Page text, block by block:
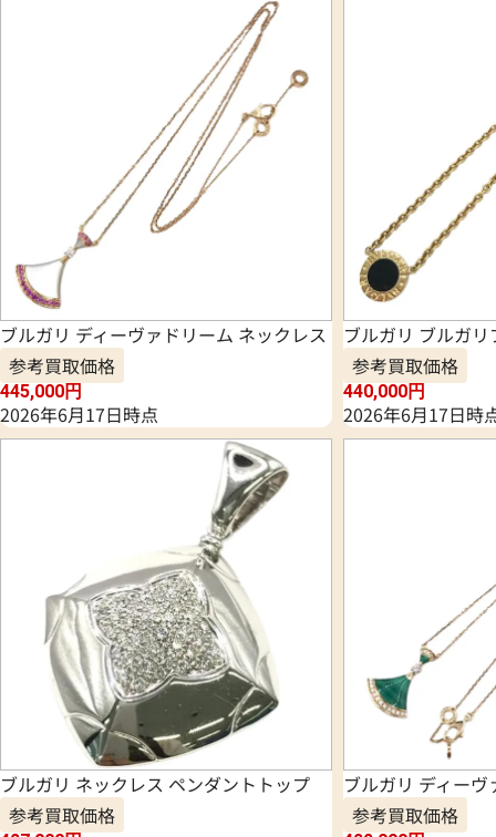
ブルガリ ディーヴァドリーム ネックレス
参考買取価格
445,000円
2026年6月17日時点
ブルガリ ブルガ
参考買取価格
440,000円
2026年6月17日時
ブルガリ ネックレス ペンダントトップ
参考買取価格
ブルガリ ディー
参考買取価格